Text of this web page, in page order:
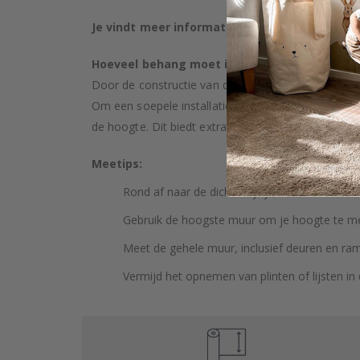
Je vindt meer informatie over onze
Hoeveel behang moet ik kopen?
Door de constructie van de muur en mogelijke
Om een soepele installatie te garanderen, raden
de hoogte. Dit biedt extra ruimte voor aanpassing
Meetips:
Rond af naar de dichtstbijzijnde hele
Gebruik de hoogste muur om je hoogte te
Meet de gehele muur, inclusief deuren en
Vermijd het opnemen van plinten of lijsten in